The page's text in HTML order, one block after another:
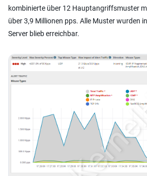
kombinierte über 12 Hauptangriffsmuster
über 3,9 Millionen pps. Alle Muster wurden
Server blieb erreichbar.